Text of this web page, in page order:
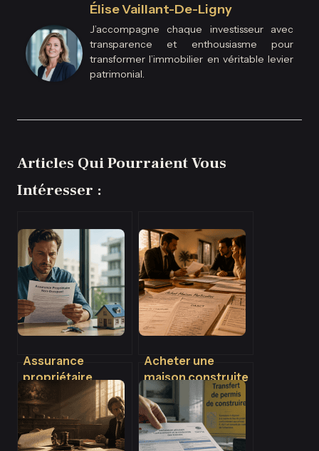
Élise Vaillant-De-Ligny
J’accompagne chaque investisseur avec
transparence et enthousiasme pour
transformer l’immobilier en véritable levier
patrimonial.
Articles Qui Pourraient Vous
Intéresser :
Assurance
propriétaire
bailleur : 3 risques
financiers majeurs
que le locataire ne
couvre jamais
Acheter une
maison construite
par un particulier :
quels risques,
quelles garanties
et comment